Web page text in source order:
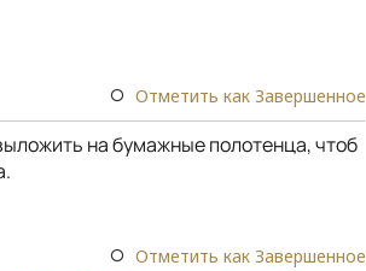
Отметить как Завершенное
на бумажные полотенца, чтоб
Отметить как Завершенное